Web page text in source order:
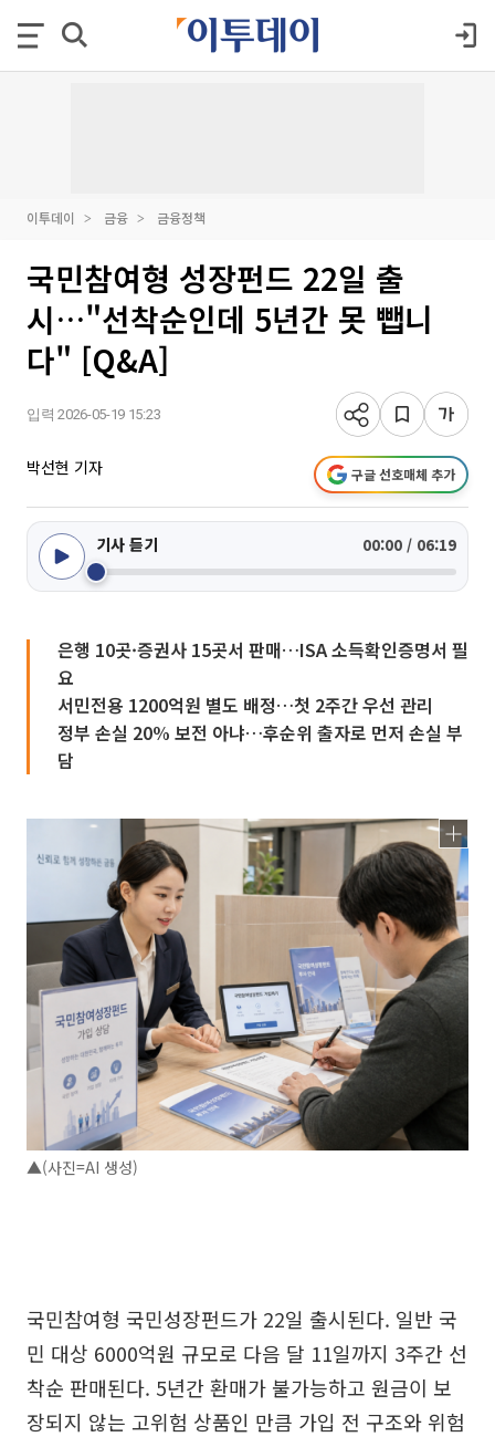
이투데이 금융 금융정책
국민참여형 성장펀드 22일 출
시…"선착순인데 5년간 못 뺍니
다" [Q&A]
입력 2026-05-19 15:23
박선현 기자 구글 선호매체 추가
기사 듣기 00:00 / 06:19
은행 10곳·증권사 15곳서 판매…ISA 소득확인증명서 필
요
서민전용 1200억원 별도 배정…첫 2주간 우선 관리
정부 손실 20% 보전 아냐…후순위 출자로 먼저 손실 부
담
▲(사진=AI 생성)
국민참여형 국민성장펀드가 22일 출시된다. 일반 국
민 대상 6000억원 규모로 다음 달 11일까지 3주간 선
착순 판매된다. 5년간 환매가 불가능하고 원금이 보
장되지 않는 고위험 상품인 만큼 가입 전 구조와 위험